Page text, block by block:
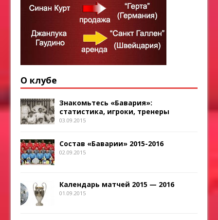
О клубе
Знакомьтесь «Бавария»:
статистика, игроки, тренеры
03.09.2015
Состав «Баварии» 2015-2016
02.09.2015
Календарь матчей 2015 — 2016
01.09.2015